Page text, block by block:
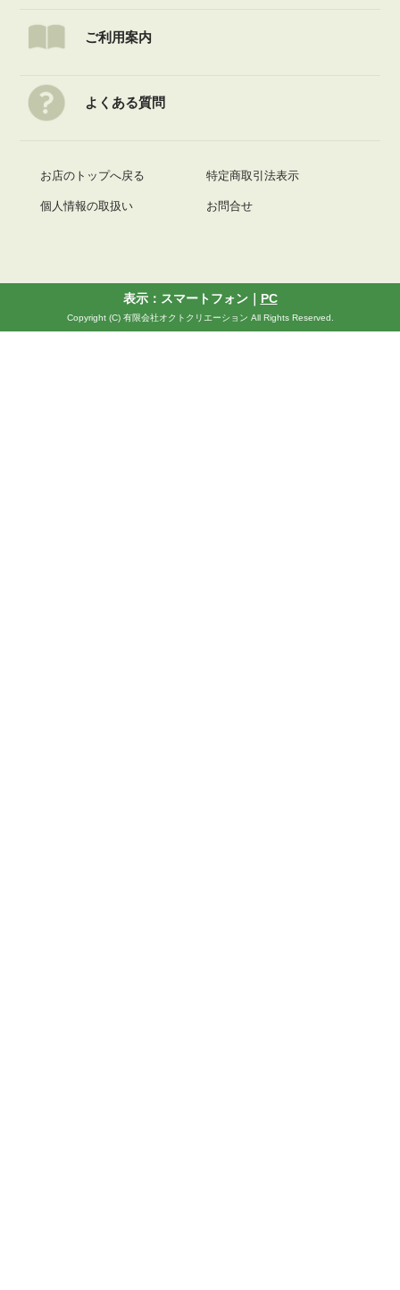
ご利用案内
よくある質問
お店のトップへ戻る 特定商取引法表示
個人情報の取扱い お問合せ
表示：スマートフォン｜ PC
Copyright (C) 有限会社オクトクリエーション All Rights Reserved.